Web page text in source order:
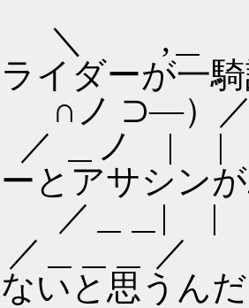
,＿ |
イダーが一
ノ ⊃―）
／ ＿
とアサシン
／＿＿| |
＿＿
いと思うん